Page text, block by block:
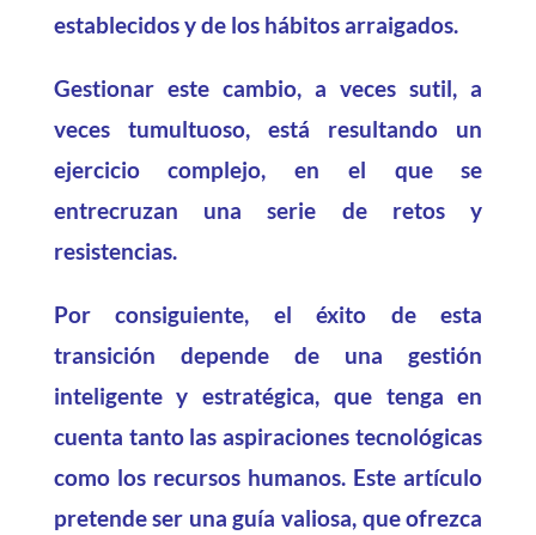
establecidos y de los hábitos arraigados.
Gestionar este cambio, a veces sutil, a
veces tumultuoso, está resultando un
ejercicio complejo, en el que se
entrecruzan una serie de retos y
resistencias.
Por consiguiente, el éxito de esta
transición depende de una gestión
inteligente y estratégica, que tenga en
cuenta tanto las aspiraciones tecnológicas
como los recursos humanos. Este artículo
pretende ser una guía valiosa, que ofrezca